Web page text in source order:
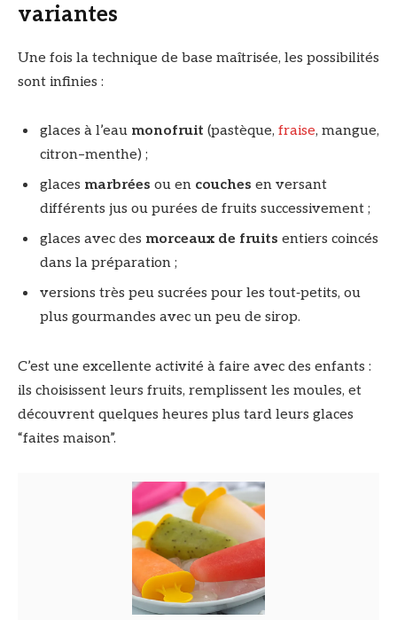
variantes
Une fois la technique de base maîtrisée, les possibilités
sont infinies :
glaces à l’eau monofruit (pastèque, fraise, mangue,
citron–menthe) ;
glaces marbrées ou en couches en versant
différents jus ou purées de fruits successivement ;
glaces avec des morceaux de fruits entiers coincés
dans la préparation ;
versions très peu sucrées pour les tout‑petits, ou
plus gourmandes avec un peu de sirop.
C’est une excellente activité à faire avec des enfants :
ils choisissent leurs fruits, remplissent les moules, et
découvrent quelques heures plus tard leurs glaces
“faites maison”.